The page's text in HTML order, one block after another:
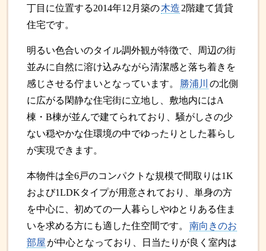
丁目に位置する2014年12月築の木造 2階建て賃貸
住宅です。
明るい色合いのタイル調外観が特徴で、周辺の街
並みに自然に溶け込みながら清潔感と落ち着きを
感じさせる佇まいとなっています。
勝浦川
の北側
に広がる閑静な住宅街に立地し、敷地内にはA
棟・B棟が並んで建てられており、騒がしさの少
ない穏やかな住環境の中でゆったりとした暮らし
が実現できます。
本物件は全6戸のコンパクトな規模で間取りは1K
および1LDKタイプが用意されており、単身の方
を中心に、初めての一人暮らしやゆとりある住ま
いを求める方にも適した住空間です。
南向きのお
部屋 が中心となっており、日当たりが良く室内は